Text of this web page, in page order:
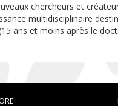
chercheurs et
multidisciplinaire
ans et moins après le